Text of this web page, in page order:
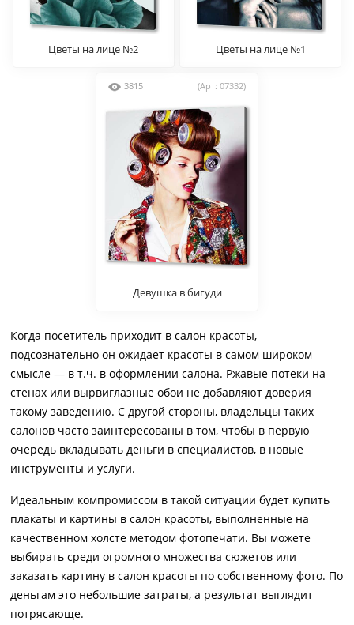
Цветы на лице №2 Цветы на лице №1
3815 (Арт: 07332)
Девушка в бигуди
Когда посетитель приходит в салон красоты,
подсознательно он ожидает красоты в самом широком
смысле — в т.ч. в оформлении салона. Ржавые потеки на
стенах или вырвиглазные обои не добавляют доверия
такому заведению. С другой стороны, владельцы таких
салонов часто заинтересованы в том, чтобы в первую
очередь вкладывать деньги в специалистов, в новые
инструменты и услуги.
Идеальным компромиссом в такой ситуации будет купить
плакаты и картины в салон красоты, выполненные на
качественном холсте методом фотопечати. Вы можете
выбирать среди огромного множества сюжетов или
заказать картину в салон красоты по собственному фото. По
деньгам это небольшие затраты, а результат выглядит
потрясающе.